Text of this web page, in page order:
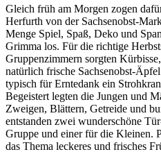
Gleich früh am Morgen zogen
Herfurth von der Sachsenobst-
Menge Spiel, Spaß, Deko und
Grimma los. Für die richtige
Gruppenzimmern sorgten
natürlich frische Sachsenobst-
typisch für Erntedank ein
Begeistert legten die Jungen und
Zweigen, Blättern, Getreide und
entstanden zwei wunderschöne
Gruppe und einer für die Kleinen.
das Thema leckeres und frisches